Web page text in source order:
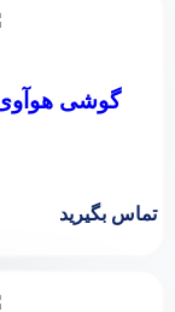
تماس بگیرید